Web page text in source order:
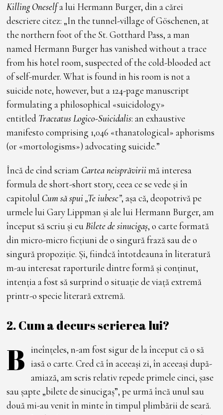
Killing Oneselfa lui Hermann Burger, din a cărei
descriere citez: „In the tunnel-village of Göschenen, at
the northern foot of the St. Gotthard Pass, a man
named Hermann Burger has vanished without a trace
from his hotel room, suspected of the cold-blooded act
of self-murder. What is found in his room is not a
suicide note, however, but a 124-page manuscript
formulating a philosophical «suicidology»
entitled Tractatus Logico-Suicidalis: an exhaustive
manifesto comprising 1,046 «thanatological» aphorisms
(or «mortologisms») advocating suicide.”
Încă de cînd scriam Cartea neisprăvirii mă interesa
formula de short-short story, ceea ce se vede și în
capitolul Cum să spui „Te iubesc”, așa că, deopotrivă pe
urmele lui Gary Lippman și ale lui Hermann Burger, am
început să scriu și euBilete de sinucigaș, o carte formată
din micro-micro ficțiuni de o singură frază sau de o
singură propoziție. Și, fiindcă întotdeauna în literatură
m-au interesat raporturile dintre formă și conținut,
intenția a fost să surprind o situație de viață extremă
printr-o specie literară extremă.
2. Cum a decurs scrierea lui?
B ineînțeles, n-am fost sigur de la început că o să
iasă o carte. Cred că în aceeași zi, în aceeași după-
amiază, am scris relativ repede primele cinci, șase
sau șapte „bilete de sinucigaș”, pe urmă încă unul sau
două mi-au venit în minte în timpul plimbării de seară.